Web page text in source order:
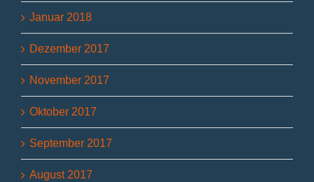
Januar 2018
Dezember 2017
November 2017
Oktober 2017
September 2017
August 2017